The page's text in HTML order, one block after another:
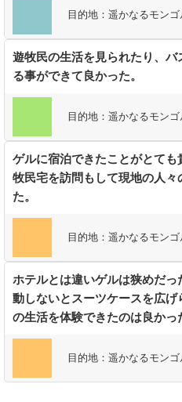
目的地： 遥かなるモン
遊牧民の生活を見られたり、
る事ができて良かった。
目的地： 遥かなるモン
ゲルに宿泊できたことがとて
牧民宅を訪問もして現地の人々
た。
目的地： 遥かなるモン
ホテルとは違いゲルは狭めだ
動しないとスーツケースを広
の生活を体験できたのは良かっ
目的地： 遥かなるモン